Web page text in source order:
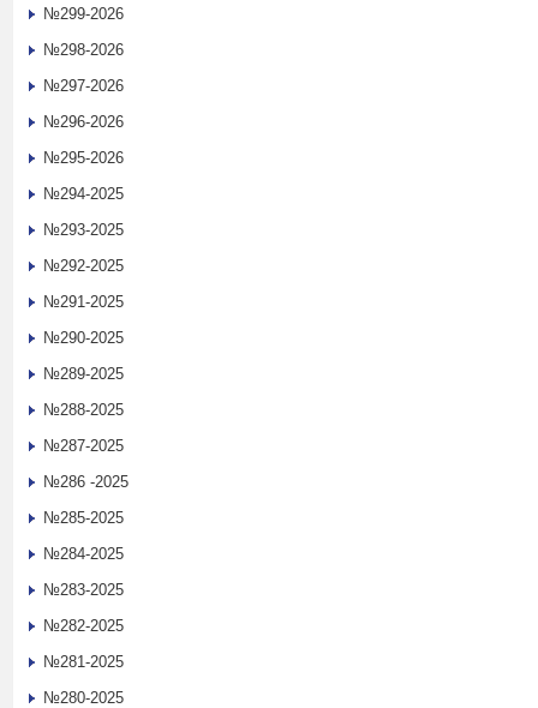
№299-2026
№298-2026
№297-2026
№296-2026
№295-2026
№294-2025
№293-2025
№292-2025
№291-2025
№290-2025
№289-2025
№288-2025
№287-2025
№286 -2025
№285-2025
№284-2025
№283-2025
№282-2025
№281-2025
№280-2025